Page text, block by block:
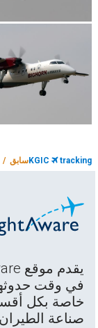
سابقKGIC tracking
في وقت
خاصة بكل
صناعة